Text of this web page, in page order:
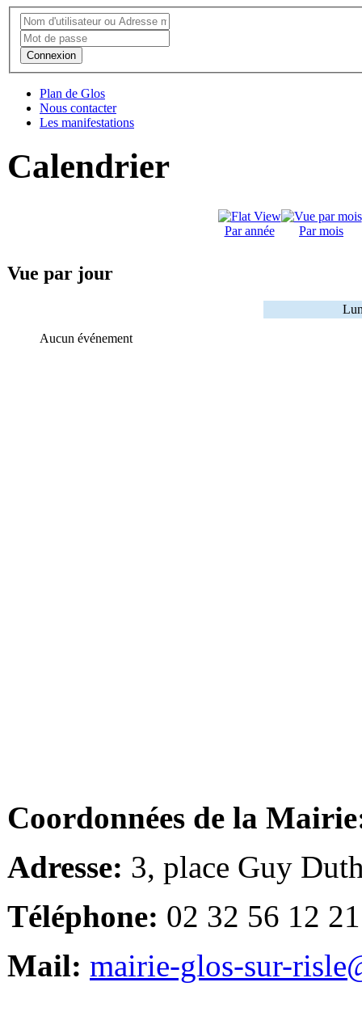
Connexion
Plan de Glos
Nous contacter
Les manifestations
Calendrier
Par année Par mois
Vue par jour
Aucun événement
Coordonnées de la
Adresse: 3, place Guy
Téléphone: 02 32 56 12 21
Mail: mairie-glos-sur-